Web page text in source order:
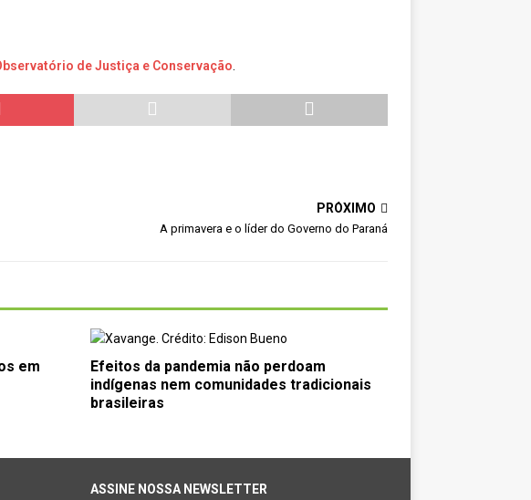
de Justiça e Conservação
PRÓXIMO
A primavera e o líder do Governo do Paraná
em
Efeitos da pandemia não perdoam
indígenas nem comunidades tradicionais
brasileiras
ASSINE NOSSA NEWSLETTER